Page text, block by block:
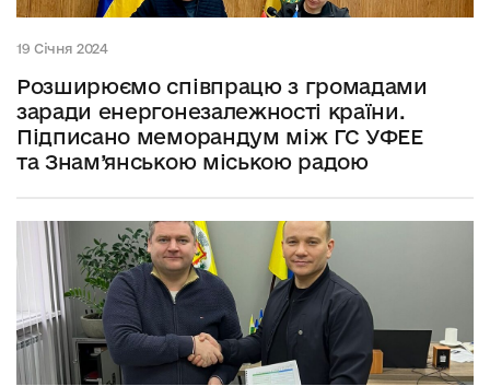
19 Січня 2024
Розширюємо співпрацю з громадами
заради енергонезалежності країни.
Підписано меморандум між ГС УФЕЕ
та Знам’янською міською радою